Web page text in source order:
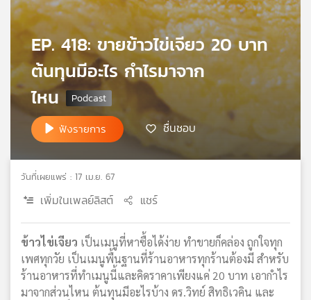
เครือ
ข่าย
พี
บี
เอส
เครือ
ข่าย
EP. 418: ขายข้าวไข่เจียว 20 บาท
ต้นทุนมีอะไร กำไรมาจาก
ไหน
ฟังรายการ ชื่นชอบ
วันที่เผยแพร่ : 17 เม.ย. 67
เพิ่มในเพลย์ลิสต์ แชร์
ข้าวไข่เจียว เป็นเมนูที่หาซื้อได้ง่าย ทำขายก็คล่อง ถูกใจทุก
เพศทุกวัย เป็นเมนูพื้นฐานที่ร้านอาหารทุกร้านต้องมี สำหรับ
ร้านอาหารที่ทำเมนูนี้และคิดราคาเพียงแค่ 20 บาท เอากำไร
มาจากส่วนไหน ต้นทุนมีอะไรบ้าง ดร.วิทย์ สิทธิเวคิน และ